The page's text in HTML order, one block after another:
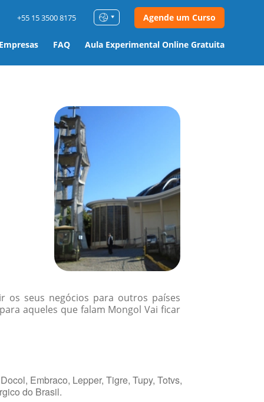
FAQ Aula Experimental Online Gratuita
+55 15 3500 8175 Agende um Curso
os seus negócios para outros países
aqueles que falam Mongol Vai ficar
Embraco, Lepper, Tigre, Tupy, Totvs,
do Brasil.